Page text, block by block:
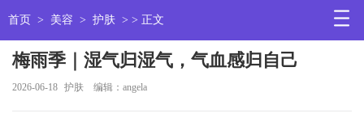
首页 > 美容 > 护肤 > > 正文
梅雨季｜湿气归湿气，气血感归自己
2026-06-18 护肤 编辑：angela